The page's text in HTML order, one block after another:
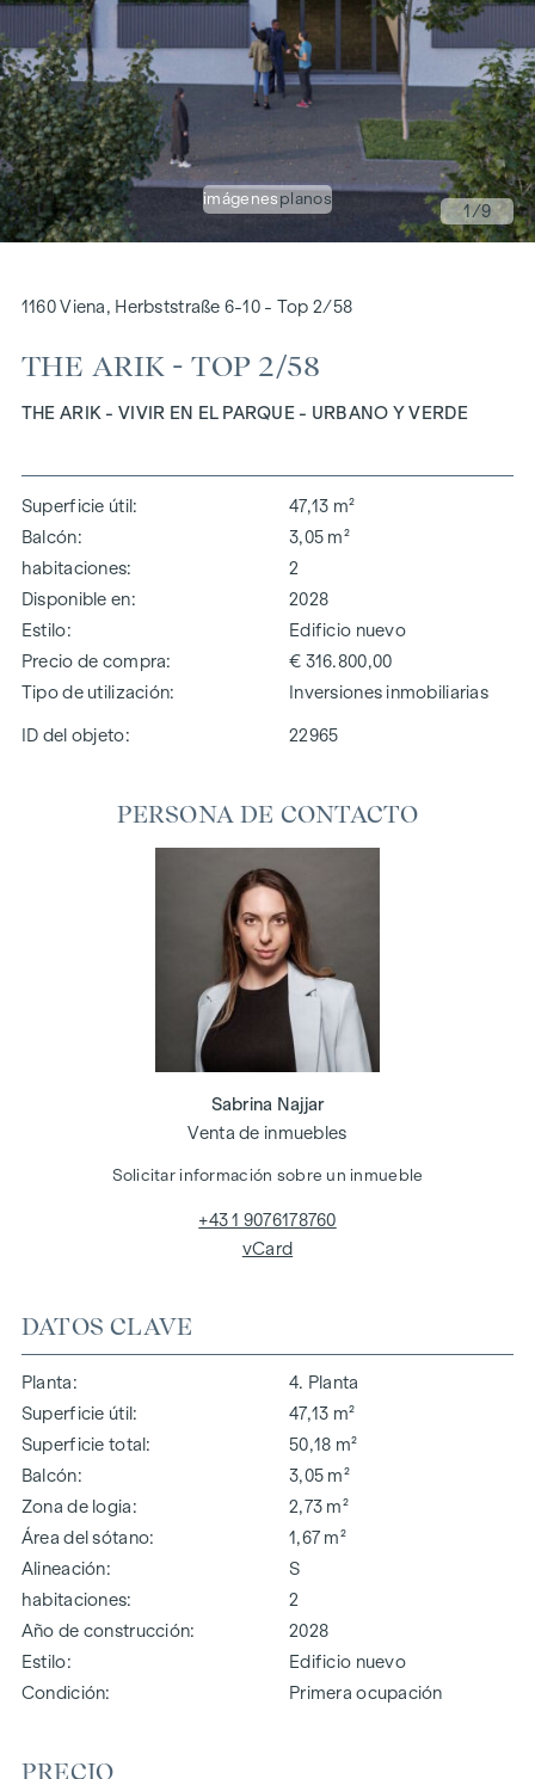
imágenes planos
1/9
1160 Viena, Herbststraße 6-10 - Top 2/58
THE ARIK - TOP 2/58
THE ARIK - VIVIR EN EL PARQUE - URBANO Y VERDE
Superficie útil
47,13 m²
Balcón
3,05 m²
habitaciones
2
Disponible en
2028
Estilo
Edificio nuevo
Precio de compra
€ 316.800,00
Tipo de utilización
Inversiones inmobiliarias
ID del objeto: 22965
DATOS CLAVE
Planta
4. Planta
Superficie útil
47,13 m²
Superficie total
50,18 m²
Balcón
3,05 m²
Zona de logia
2,73 m²
Área del sótano
1,67 m²
Alineación
S
habitaciones
2
Año de construcción
2028
Estilo
Edificio nuevo
Condición
Primera ocupación
PRECIO
PERSONA DE CONTACTO
Sabrina Najjar
Venta de inmuebles
Solicitar información sobre un inmueble
+43 1 9076178760
vCard